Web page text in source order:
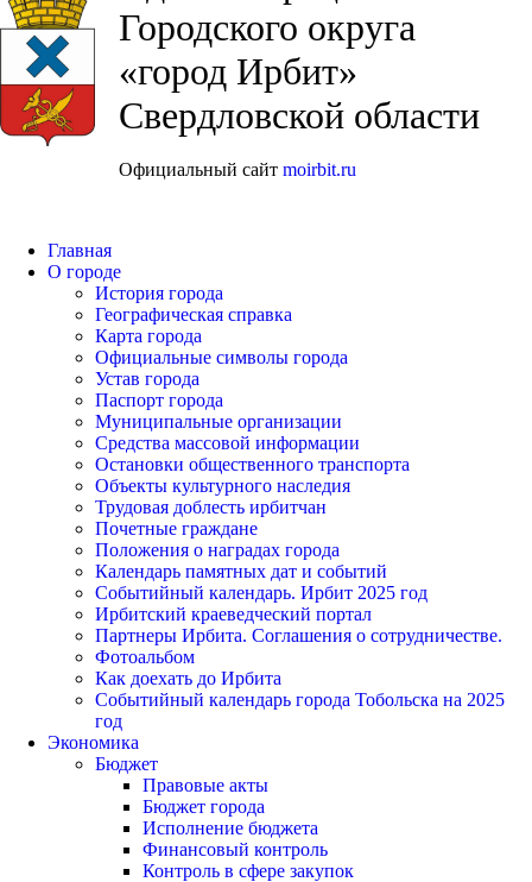
Городского округа
«город Ирбит»
Свердловской области
Официальный сайт moirbit.ru
Главная
О городе
История города
Географическая справка
Карта города
Официальные символы города
Устав города
Паспорт города
Муниципальные организации
Средства массовой информации
Остановки общественного транспорта
Объекты культурного наследия
Трудовая доблесть ирбитчан
Почетные граждане
Положения о наградах города
Календарь памятных дат и событий
Событийный календарь. Ирбит 2025 год
Ирбитский краеведческий портал
Партнеры Ирбита. Соглашения о сотрудничестве.
Фотоальбом
Как доехать до Ирбита
Событийный календарь города Тобольска на 2025
год
Экономика
Бюджет
Правовые акты
Бюджет города
Исполнение бюджета
Финансовый контроль
Контроль в сфере закупок